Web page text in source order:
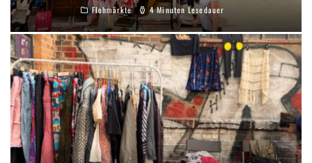
Flohmärkte 4 Minuten Lesedauer